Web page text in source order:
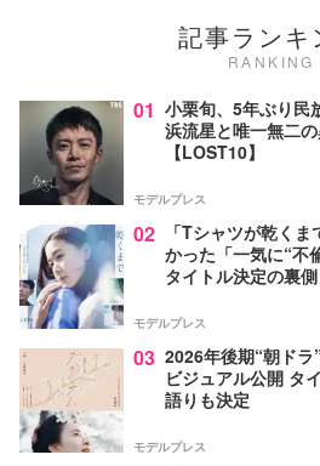
記事ランキ
RANKING
01 小栗旬、5年ぶり民
浜流星と唯一無二
【LOST10】
モデルプレス
02
「Tシャツが乾く
かった「一気に“不
タイトル決定の裏
モデルプレス
03 2026年後期“朝ド
ビジュアル公開 タ
語りも決定
モデルプレス